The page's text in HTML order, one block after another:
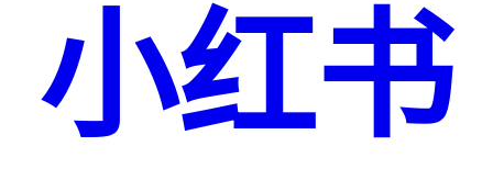
小红书